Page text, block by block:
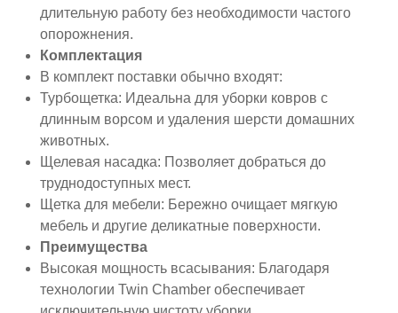
длительную работу без необходимости частого
опорожнения.
Комплектация
В комплект поставки обычно входят:
Турбощетка: Идеальна для уборки ковров с
длинным ворсом и удаления шерсти домашних
животных.
Щелевая насадка: Позволяет добраться до
труднодоступных мест.
Щетка для мебели: Бережно очищает мягкую
мебель и другие деликатные поверхности.
Преимущества
Высокая мощность всасывания: Благодаря
технологии Twin Chamber обеспечивает